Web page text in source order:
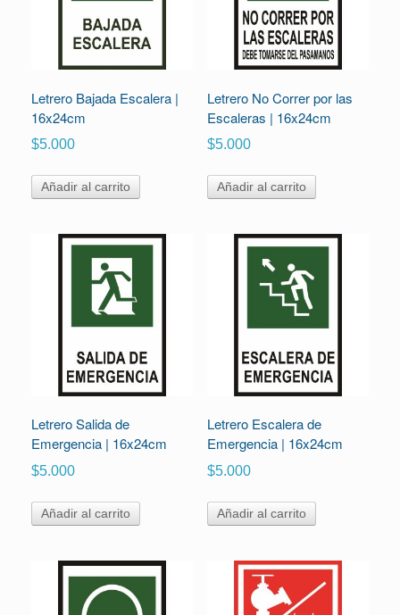
Letrero Bajada Escalera |
16x24cm
$5.000
Añadir al carrito
Letrero No Correr por las
Escaleras | 16x24cm
$5.000
Añadir al carrito
Letrero Salida de
Emergencia | 16x24cm
$5.000
Añadir al carrito
Letrero Escalera de
Emergencia | 16x24cm
$5.000
Añadir al carrito